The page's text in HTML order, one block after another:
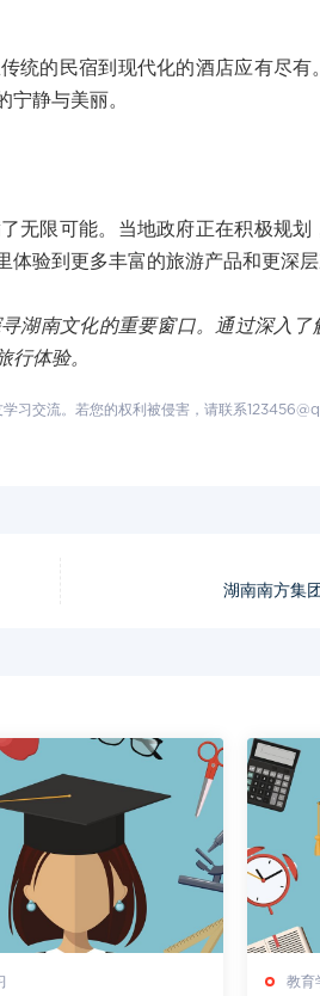
统的民宿到现代化的酒店应有尽有
宁静与美丽。
无限可能。当地政府正在积极规
验到更多丰富的旅游产品和更深层
湖南文化的重要窗口。通过深入
行体验。
习交流。若您的权利被侵害，请联系
湖南南方集
教育